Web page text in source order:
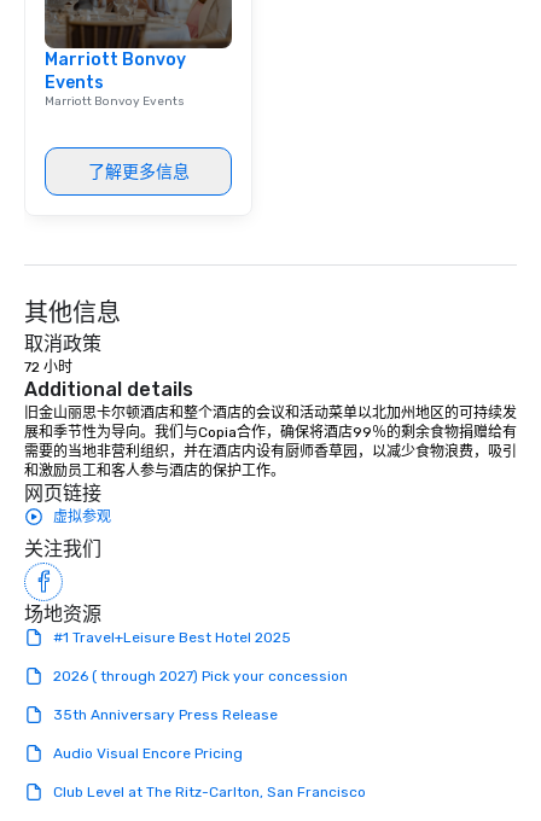
Marriott Bonvoy
Events
Marriott Bonvoy Events
了解更多信息
其他信息
取消政策
72 小时
Additional details
旧金山丽思卡尔顿酒店和整个酒店的会议和活动菜单以北加州地区的可持续发
展和季节性为导向。我们与Copia合作，确保将酒店99％的剩余食物捐赠给有
需要的当地非营利组织，并在酒店内设有厨师香草园，以减少食物浪费，吸引
和激励员工和客人参与酒店的保护工作。
网页链接
虚拟参观
关注我们
场地资源
#1 Travel+Leisure Best Hotel 2025
2026 ( through 2027) Pick your concession
35th Anniversary Press Release
Audio Visual Encore Pricing
Club Level at The Ritz-Carlton, San Francisco